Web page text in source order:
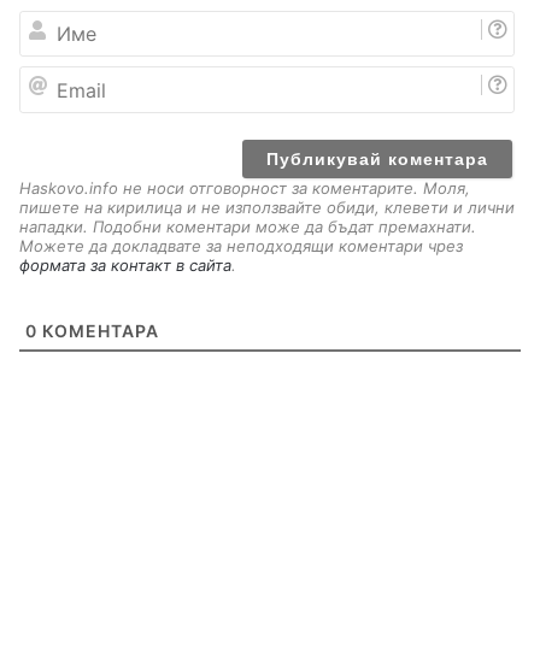
е
a
Haskovo.info не носи отговорност за коментарите. Моля,
пишете на кирилица и не използвайте обиди, клевети и лични
нападки. Подобни коментари може да бъдат премахнати.
Можете да докладвате за неподходящи коментари чрез
формата за контакт в сайта.
0 КОМЕНТАРА